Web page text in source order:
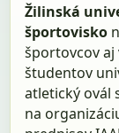
Žilinská
športovisko
športovcov
študentov
atletický ovál
na